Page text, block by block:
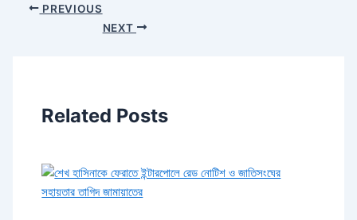
PREVIOUS
NEXT
Related Posts